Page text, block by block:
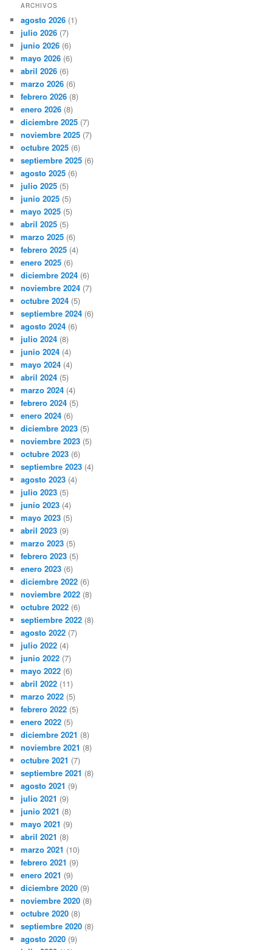
ARCHIVOS
agosto 2026 (1)
julio 2026 (7)
junio 2026 (6)
mayo 2026 (6)
abril 2026 (6)
marzo 2026 (6)
febrero 2026 (8)
enero 2026 (8)
diciembre 2025 (7)
noviembre 2025 (7)
octubre 2025 (6)
septiembre 2025 (6)
agosto 2025 (6)
julio 2025 (5)
junio 2025 (5)
mayo 2025 (5)
abril 2025 (5)
marzo 2025 (6)
febrero 2025 (4)
enero 2025 (6)
diciembre 2024 (6)
noviembre 2024 (7)
octubre 2024 (5)
septiembre 2024 (6)
agosto 2024 (6)
julio 2024 (8)
junio 2024 (4)
mayo 2024 (4)
abril 2024 (5)
marzo 2024 (4)
febrero 2024 (5)
enero 2024 (6)
diciembre 2023 (5)
noviembre 2023 (5)
octubre 2023 (6)
septiembre 2023 (4)
agosto 2023 (4)
julio 2023 (5)
junio 2023 (4)
mayo 2023 (5)
abril 2023 (9)
marzo 2023 (5)
febrero 2023 (5)
enero 2023 (6)
diciembre 2022 (6)
noviembre 2022 (8)
octubre 2022 (6)
septiembre 2022 (8)
agosto 2022 (7)
julio 2022 (4)
junio 2022 (7)
mayo 2022 (6)
abril 2022 (11)
marzo 2022 (5)
febrero 2022 (5)
enero 2022 (5)
diciembre 2021 (8)
noviembre 2021 (8)
octubre 2021 (7)
septiembre 2021 (8)
agosto 2021 (9)
julio 2021 (9)
junio 2021 (8)
mayo 2021 (9)
abril 2021 (8)
marzo 2021 (10)
febrero 2021 (9)
enero 2021 (9)
diciembre 2020 (9)
noviembre 2020 (8)
octubre 2020 (8)
septiembre 2020 (8)
agosto 2020 (9)